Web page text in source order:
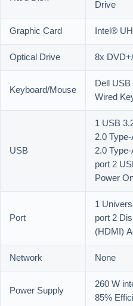
Drive
Graphic Card
Intel®
Optical Drive
8x
Keyboard/Mouse
Dell
Wired
USB
1 USB
2.0
2.0
port 2
Power
Port
1
port 2
(HDMI)
Network
None
Power Supply
260 W
85%